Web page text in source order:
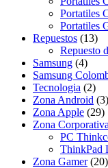
Portatiles
Portatiles
Repuestos (13)
Repuesto
Samsung (4)
Samsung
Tecnologia (2)
Zona Android (3)
Zona Apple (29)
Zona Corporativa
PC
ThinkPad
Zona Gamer (20)